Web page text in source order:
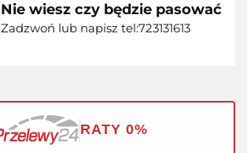
Nie wiesz czy będzie pasować
Zadzwoń lub napisz tel:723131613
RATY 0%